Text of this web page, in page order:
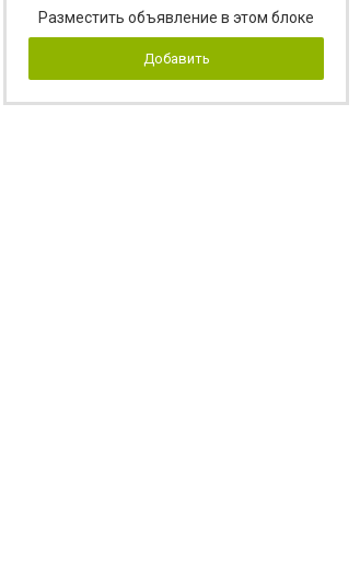
Разместить объявление в этом блоке
Добавить